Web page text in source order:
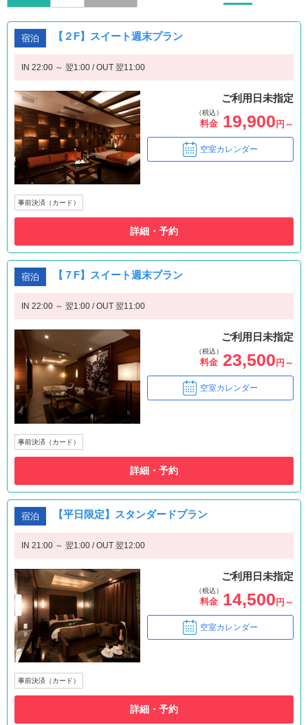
宿泊 【２F】スイート週末プラン
IN 22:00 ～ 翌1:00 / OUT 翌11:00
ご利用日未指定
（税込）
料金 19,900 円～
空室カレンダー
事前決済（カード）
詳細・予約
宿泊 【７F】スイート週末プラン
IN 22:00 ～ 翌1:00 / OUT 翌11:00
ご利用日未指定
（税込）
料金 23,500 円～
空室カレンダー
事前決済（カード）
詳細・予約
宿泊 【平日限定】スタンダードプラン
IN 21:00 ～ 翌1:00 / OUT 翌12:00
ご利用日未指定
（税込）
料金 14,500 円～
空室カレンダー
事前決済（カード）
詳細・予約